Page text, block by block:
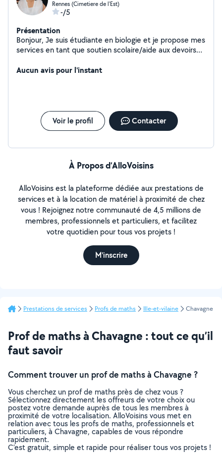
Rennes (Cimetiere de l'Est)
-/5
Présentation
Bonjour, Je suis étudiante en biologie et je propose mes
services en tant que soutien scolaire/aide aux devoirs
(mathématiques/SVT/physique/chimie)
Aucun avis pour l'instant
Voir le profil Contacter
À Propos d’AlloVoisins
AlloVoisins est la plateforme dédiée aux prestations de
services et à la location de matériel à proximité de chez
vous ! Rejoignez notre communauté de 4,5 millions de
membres, professionnels et particuliers, et facilitez
votre quotidien pour tous vos projets !
M'inscrire
Prestations de services Profs de maths Ille-et-vilaine Chavagne
Prof de maths à Chavagne : tout ce qu’il
faut savoir
Comment trouver un prof de maths à Chavagne ?
Vous cherchez un prof de maths près de chez vous ?
Sélectionnez directement les offreurs de votre choix ou
postez votre demande auprès de tous les membres à
proximité de votre localisation. AlloVoisins vous met en
relation avec tous les profs de maths, professionnels et
particuliers, à Chavagne, capables de vous répondre
rapidement.
C’est gratuit, simple et rapide pour réaliser tous vos projets !